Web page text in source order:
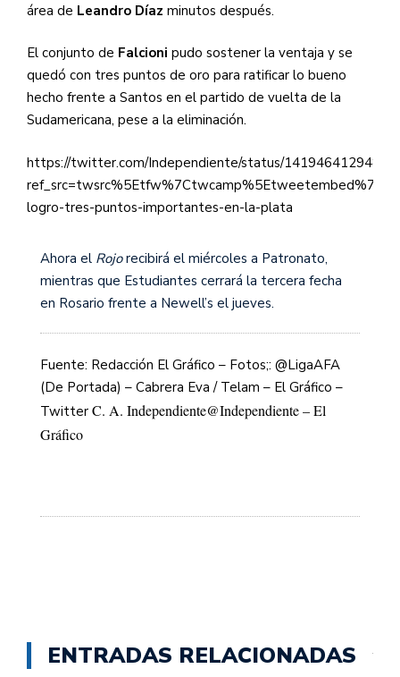
área de Leandro Díaz minutos después.
El conjunto de Falcioni pudo sostener la ventaja y se
quedó con tres puntos de oro para ratificar lo bueno
hecho frente a Santos en el partido de vuelta de la
Sudamericana, pese a la eliminación.
https://twitter.com/Independiente/status/
logro-tres-puntos-importantes-en-la-plata
Ahora el Rojorecibirá el miércoles a Patronato,
mientras que Estudiantes cerrará la tercera fecha
en Rosario frente a Newell’s el jueves.
Fuente: Redacción El Gráfico – Fotos;: @LigaAFA
(De Portada) – Cabrera Eva / Telam – El Gráfico –
Twitter C. A. Independiente@Independiente – El
Gráfico
ENTRADAS RELACIONADAS